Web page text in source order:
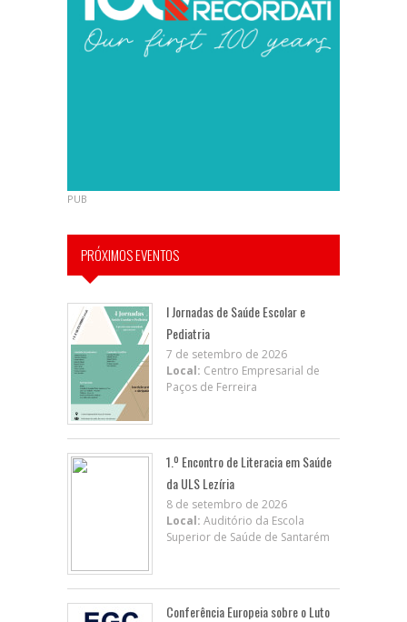
PUB
PRÓXIMOS EVENTOS
I Jornadas de Saúde Escolar e
Pediatria
7 de setembro de 2026
Local: Centro Empresarial de
Paços de Ferreira
1.º Encontro de Literacia em Saúde
da ULS Lezíria
8 de setembro de 2026
Local: Auditório da Escola
Superior de Saúde de Santarém
Conferência Europeia sobre o Luto